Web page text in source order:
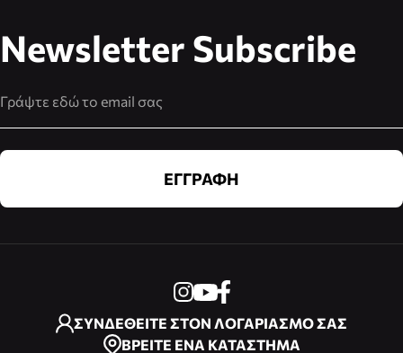
Newsletter Subscribe
ΕΓΓΡΑΦΗ
ΣΥΝΔΕΘΕΙΤΕ ΣΤΟΝ ΛΟΓΑΡΙΑΣΜΟ ΣΑΣ
ΒΡΕΙΤΕ ΕΝΑ ΚΑΤΑΣΤΗΜΑ